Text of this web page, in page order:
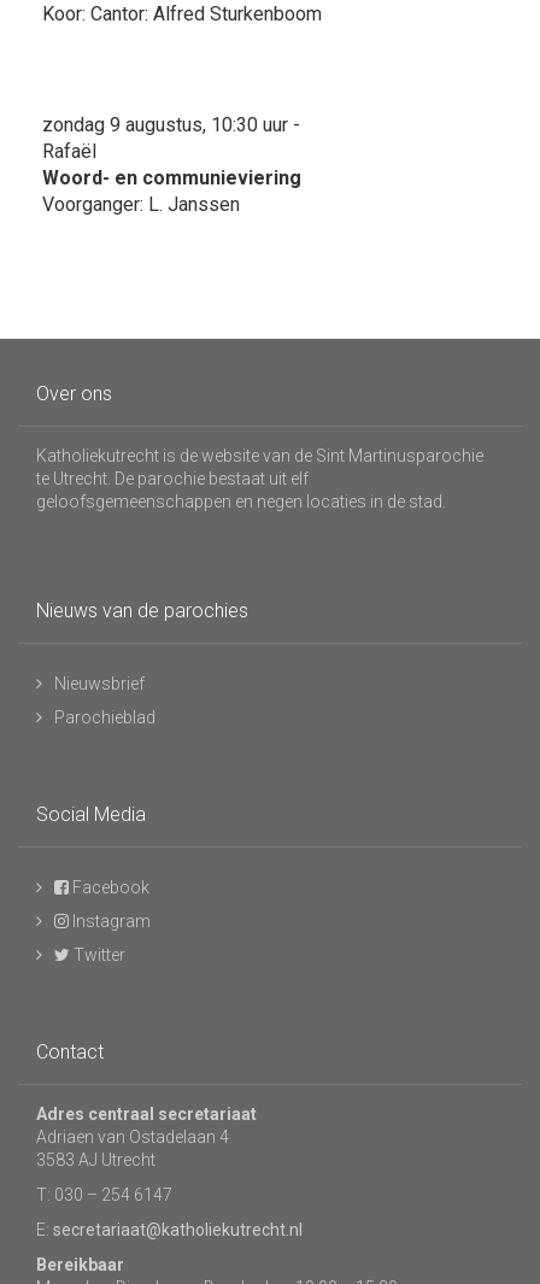
Koor: Cantor: Alfred Sturkenboom
zondag 9 augustus, 10:30 uur -
Rafaël
Woord- en communieviering
Voorganger: L. Janssen
Over ons
Katholiekutrecht is de website van de Sint Martinusparochie
te Utrecht. De parochie bestaat uit elf
geloofsgemeenschappen en negen locaties in de stad.
Nieuws van de parochies
Nieuwsbrief
Parochieblad
Social Media
Facebook
Instagram
Twitter
Contact
Adres centraal secretariaat
Adriaen van Ostadelaan 4
3583 AJ Utrecht
T: 030 – 254 6147
E: secretariaat@katholiekutrecht.nl
Bereikbaar